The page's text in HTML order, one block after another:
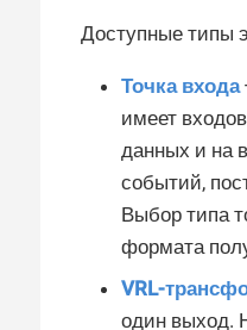
Доступные типы
Точка входа
имеет
данных и на
событий,
Выбор типа
формата
VRL-
один выход.